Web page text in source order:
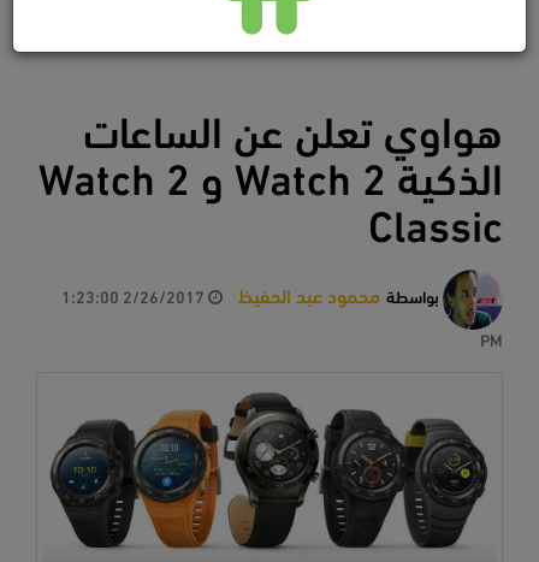
هواوي تعلن عن الساعات
الذكية Watch 2 و Watch 2
Classic
بواسطة محمود عبد الحفيظ
2/26/2017 1:23:00
PM